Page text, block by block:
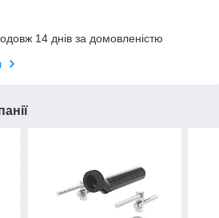
14 днів за домовленістю